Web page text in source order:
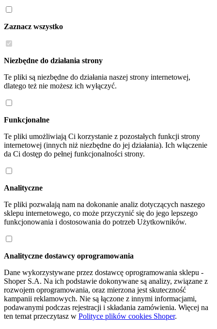
Zaznacz wszystko
Niezbędne do działania strony
Te pliki są niezbędne do działania naszej strony internetowej,
dlatego też nie możesz ich wyłączyć.
Funkcjonalne
Te pliki umożliwiają Ci korzystanie z pozostałych funkcji strony
internetowej (innych niż niezbędne do jej działania). Ich włączenie
da Ci dostęp do pełnej funkcjonalności strony.
Analityczne
Te pliki pozwalają nam na dokonanie analiz dotyczących naszego
sklepu internetowego, co może przyczynić się do jego lepszego
funkcjonowania i dostosowania do potrzeb Użytkowników.
Analityczne dostawcy oprogramowania
Dane wykorzystywane przez dostawcę oprogramowania sklepu -
Shoper S.A. Na ich podstawie dokonywane są analizy, związane z
rozwojem oprogramowania, oraz mierzona jest skuteczność
kampanii reklamowych. Nie są łączone z innymi informacjami,
podawanymi podczas rejestracji i składania zamówienia. Więcej na
ten temat przeczytasz w Polityce plików cookies Shoper.